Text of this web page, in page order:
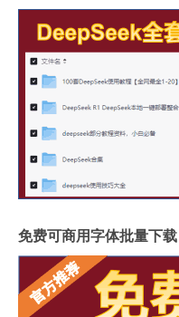
免费可商用字体批量下载